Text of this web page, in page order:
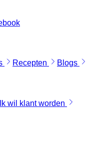
Recepten Blogs
Ik wil klant worden